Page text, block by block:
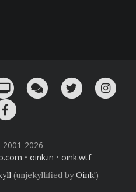
canal en Telegram!
Oink! TV Charla con nosotros
Twitter
2001-2026
• oink.in • oink.wtf
(unjekyllified byOink!)